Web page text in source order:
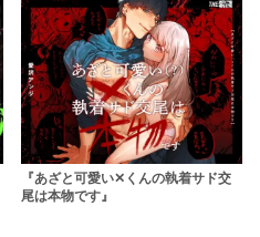
『あざと可愛い✕くんの執着サド交
尾は本物です』